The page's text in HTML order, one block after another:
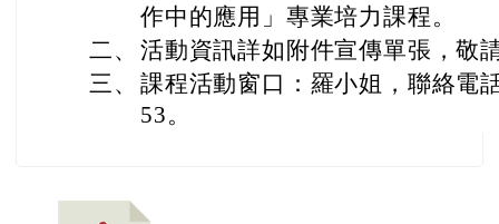
作中的應用」專業培力課程。
二、 活動資訊詳如附件宣傳單張，敬
三、 課程活動窗口：羅小姐，聯絡電
53。